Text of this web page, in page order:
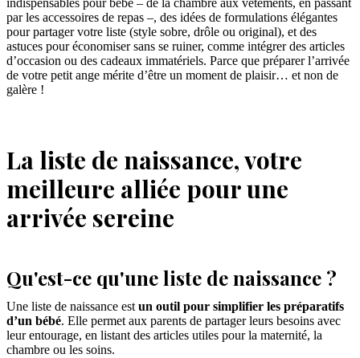
par les accessoires de repas –, des idées de formulations élégantes
pour partager votre liste (style sobre, drôle ou original), et des
astuces pour économiser sans se ruiner, comme intégrer des articles
d’occasion ou des cadeaux immatériels. Parce que préparer l’arrivée
de votre petit ange mérite d’être un moment de plaisir… et non de
galère !
La liste de naissance, votre
meilleure alliée pour une
arrivée sereine
Qu'est-ce qu'une liste de naissance ?
Une liste de naissance est un outil pour simplifier les préparatifs
d’un bébé. Elle permet aux parents de partager leurs besoins avec
leur entourage, en listant des articles utiles pour la maternité, la
chambre ou les soins.